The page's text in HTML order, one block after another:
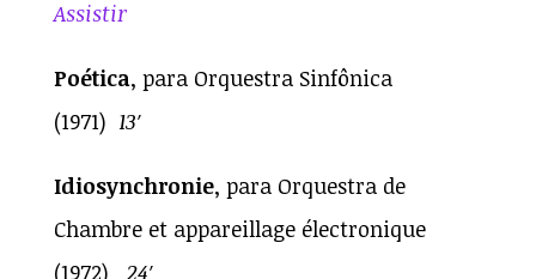
Assistir
Poética, para Orquestra Sinfônica
(1971) 13′
Idiosynchronie, para Orquestra de
Chambre et appareillage électronique
(1972) 24′